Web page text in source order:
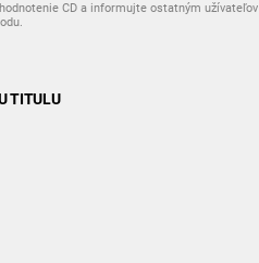
CD a informujte ostatným užívateľov
TITULU